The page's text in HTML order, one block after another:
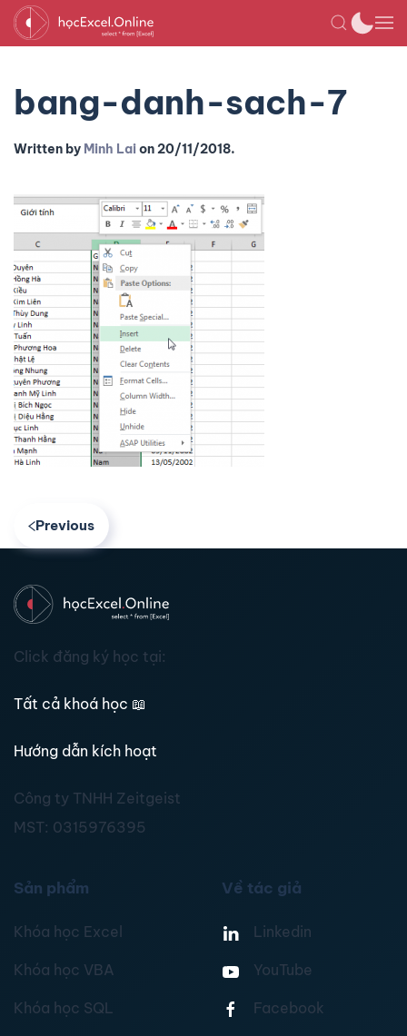
bang-danh-sach-7
Written by Minh Laion20/11/2018.
Previous
Click đăng ký học tại:
Tất cả khoá học 📖
Hướng dẫn kích hoạt
Công ty TNHH Zeitgeist
MST: 0315976395
Sản phẩm
Khóa học Excel
Khóa học VBA
Khóa học SQL
Về tác giả
Linkedin
YouTube
Facebook